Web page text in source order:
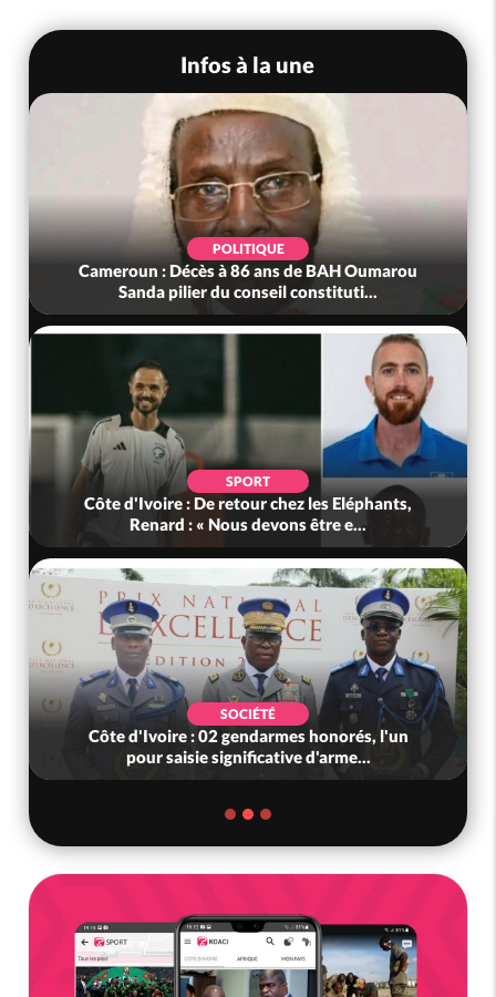
Infos à la une
POLITIQUE
Cameroun : Décès à 86 ans de BAH Oumarou
Sanda pilier du conseil constituti...
SPORT
Côte d'Ivoire : De retour chez les Eléphants,
Renard : « Nous devons être e...
SOCIÉTÉ
Côte d'Ivoire : 02 gendarmes honorés, l'un
pour saisie significative d'arme...